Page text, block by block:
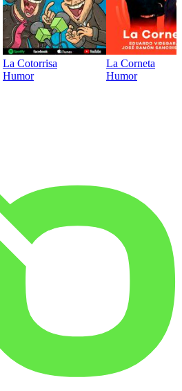
La Cotorrisa
Humor
La Corneta
Humor